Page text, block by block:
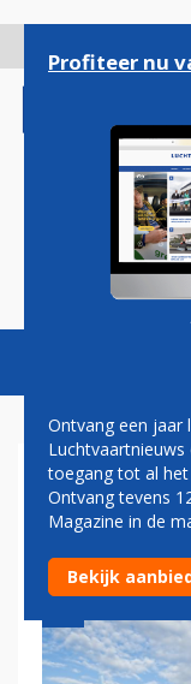
gaan
Magazine
TUIFLY
Profiteer nu
Ontvang een jaar
toegang tot al het
Ontvang tevens
Magazine in de
Bekijk